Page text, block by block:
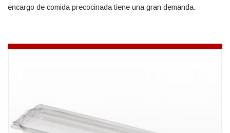
encargo de comida precocinada tiene una gran demanda.